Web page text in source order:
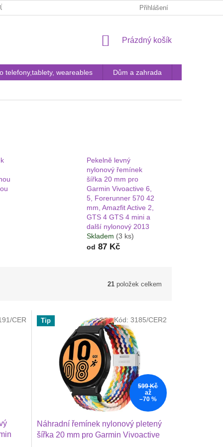
POUČENÍ ZÁKAZNÍKA O
Přihlášení
NÁKUPNÍ
Prázdný košík
telefony,tablety, weareables Dům a zahrada
Pekelně levný
nylonový řemínek
šířka 20 mm pro
Garmin Vivoactive 6,
5, Forerunner 570 42
mm, Amazfit Active 2,
GTS 4 GTS 4 mini a
další nylonový 2013
Skladem (3 ks)
od 87 Kč
21 položek celkem
CER Tip
599 Kč
až
–70 %
Náhradní řemínek nylonový pletený
šířka 20 mm pro Garmin Vivoactive
Kód: 3185/CER2